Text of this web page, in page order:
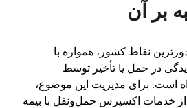
بر آن
نقاط کشور، همواره با
در حمل یا تأخیر توسط
است. برای مدیریت این موضوع،
از خدمات اکسپرس حمل‌ونقل با بیمه